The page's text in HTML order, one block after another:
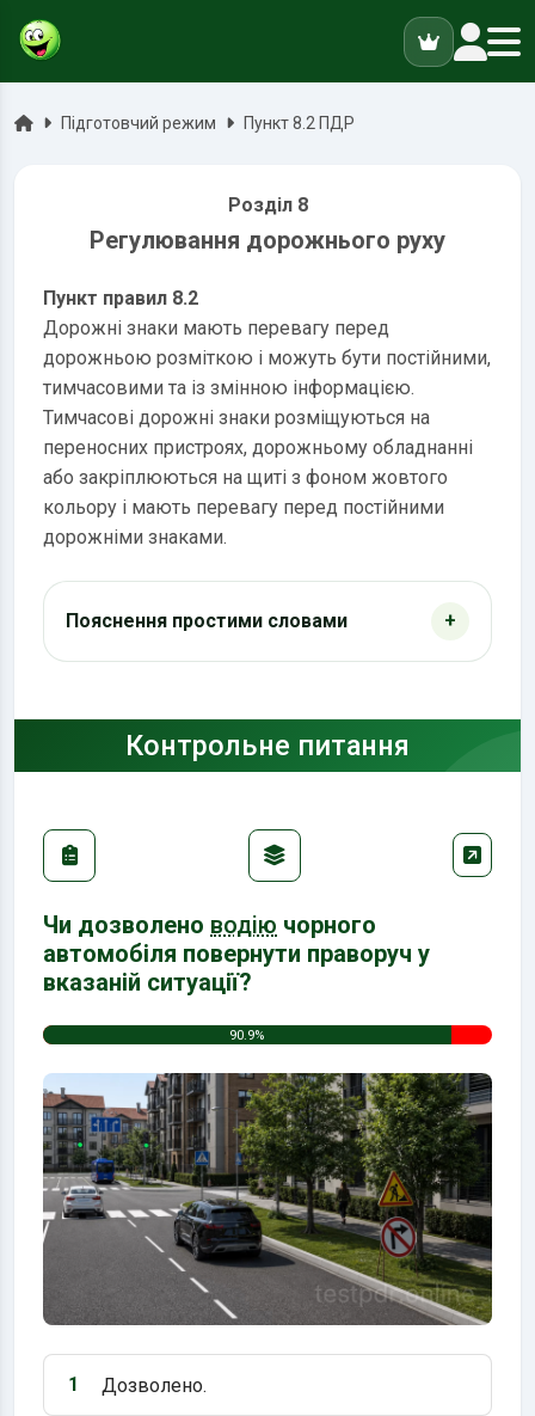
ГоловнаПідготовчий режим Пункт 8.2 ПДР
Розділ 8
Регулювання дорожнього руху
Пункт правил 8.2
Дорожні знаки мають перевагу перед
дорожньою розміткою і можуть бути постійними,
тимчасовими та із змінною інформацією.
Тимчасові дорожні знаки розміщуються на
переносних пристроях, дорожньому обладнанні
або закріплюються на щиті з фоном жовтого
кольору і мають перевагу перед постійними
дорожніми знаками.
Пояснення простими словами
Контрольне питання
Чи дозволено водію чорного
автомобіля повернути праворуч у
вказаній ситуації?
90.9%
Варіант 1:
1 Дозволено.